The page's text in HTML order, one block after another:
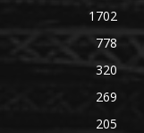
1702
778
320
269
205